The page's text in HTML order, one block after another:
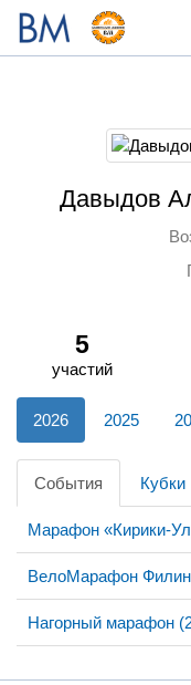
Давыдов
5
участий
2026 2025
События Кубки
Марафон «Кирики-
ВелоМарафон
Нагорный марафон